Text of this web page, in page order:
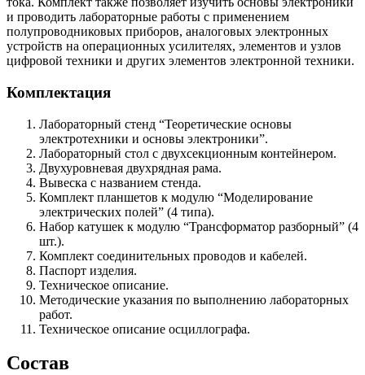
и проводить лабораторные работы с применением
полупроводниковых приборов, аналоговых электронных
устройств на операционных усилителях, элементов и узлов
цифровой техники и других элементов электронной техники.
Комплектация
Лабораторный стенд “Теоретические основы
электротехники и основы электроники”.
Лабораторный стол с двухсекционным контейнером.
Двухуровневая двухрядная рама.
Вывеска с названием стенда.
Комплект планшетов к модулю “Моделирование
электрических полей” (4 типа).
Набор катушек к модулю “Трансформатор разборный” (4
шт.).
Комплект соединительных проводов и кабелей.
Паспорт изделия.
Техническое описание.
Методические указания по выполнению лабораторных
работ.
Техническое описание осциллографа.
Состав